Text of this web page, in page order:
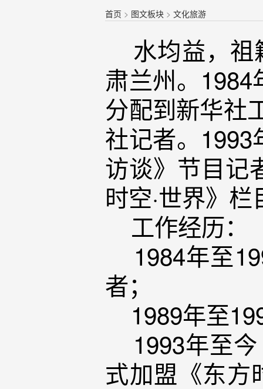
首页 > 图文板块 >文化旅游
水均益，祖
肃兰州。
分配到新华社
社记者。
访谈》节目记
时空·世界》
工作经历：
1984年至
者；
1989年至
1993年至今
式加盟《东方